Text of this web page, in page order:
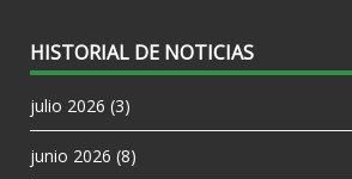
HISTORIAL DE NOTICIAS
julio 2026 (3)
junio 2026 (8)